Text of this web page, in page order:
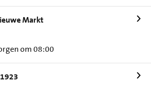
Markt
om 08:00